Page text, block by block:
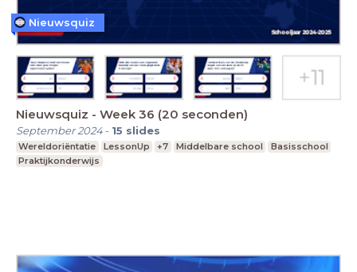
Nieuwsquiz - Week 36 (20 seconden)
September 2024- 15 slides
Wereldoriëntatie LessonUp +7 Middelbare school
Basisschool
Praktijkonderwijs
Nieuwsquiz